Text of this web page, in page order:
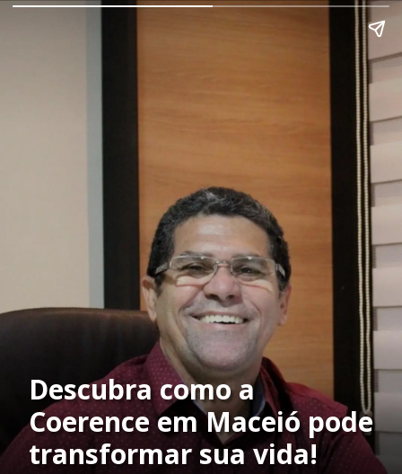
Descubra como a
Coerence em Maceió pode
transformar sua vida!